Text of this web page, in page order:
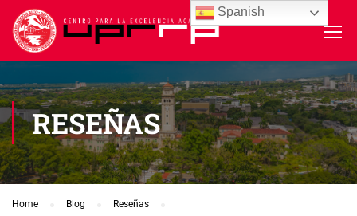
RESEÑAS
Home Blog
Reseñas
Spanish